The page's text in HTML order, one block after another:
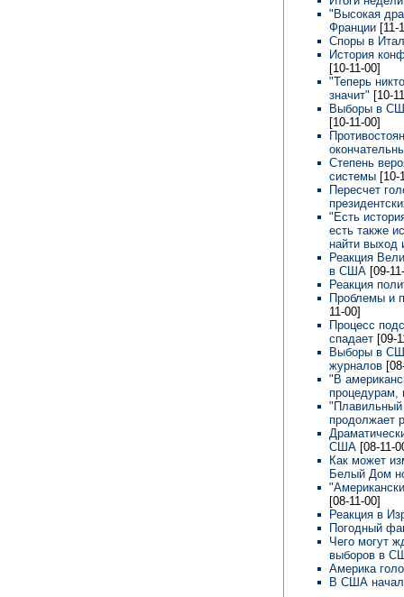
"Высокая
Франции [11-
Споры в
История
[10-11-00]
"Теперь
значит" [10-
Выборы в
[10-11-00]
Степень
системы [10-
Пересчет
"Есть
есть также
найти выход
Реакция
в США [09-
Реакция
Проблемы и
11-00]
Процесс
спадает [09-
Выборы в
журналов
"В
процедурам,
"Плавильный
продолжает
США [08-11-
Как может
Белый Дом
[08-11-00]
Реакция в
Погодный
Чего могут
выборов в
Америка
В США